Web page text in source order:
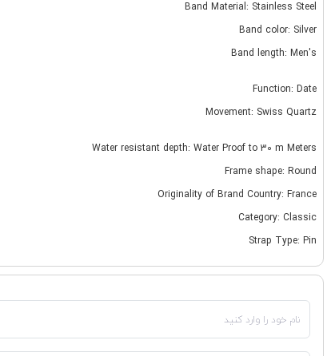
Band Material: Stainless Steel
Band color: Silver
Band length: Men's
Function: Date
Movement: Swiss Quartz
Water resistant depth: Water Proof to 30 m Meters
Frame shape: Round
Originality of Brand Country: France
Category: Classic
Strap Type: Pin